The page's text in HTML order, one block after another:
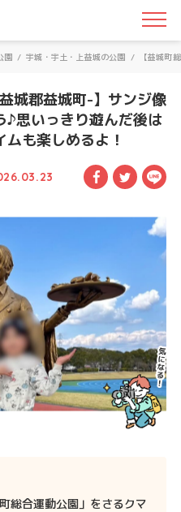
｜熊本の子育て世代に役立つお
園 / 宇城・宇土・上益城の公園 / 【益城町
城郡益城町-】サンジ像
♪思いっきり遊んだ後は
も楽しめるよ！
Facebook
総合運動公園」をさるクマ